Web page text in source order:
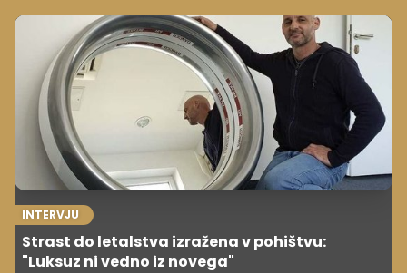
na slovenskih tleh ter si v štirih letih in pol utrla pot med
ljubitelje sobnih rastlin in ustvarila pravo urbano džunglo.
Kako je nastala ideja, s kakšnimi izzivi sta se na začetku
soočali ustanoviteljici ter kaj vse danes ponujajo, razkriva
ena od ustanoviteljic Tjaša Jarc.
INTERVJU
Strast do letalstva izražena v pohištvu:
"Luksuz ni vedno iz novega"